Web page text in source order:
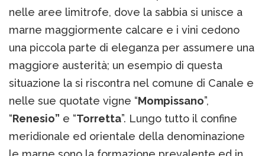
nelle aree limitrofe, dove la sabbia si unisce a
marne maggiormente calcare e i vini cedono
una piccola parte di eleganza per assumere una
maggiore austerità; un esempio di questa
situazione la si riscontra nel comune di Canale e
nelle sue quotate vigne “Mompissano”,
“Renesio” e “Torretta”. Lungo tutto il confine
meridionale ed orientale della denominazione